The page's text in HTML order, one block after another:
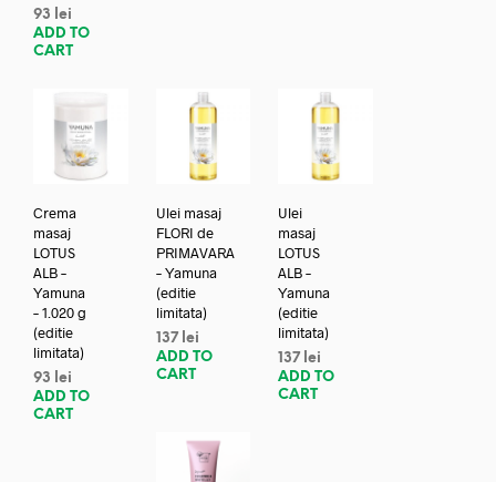
93
lei
ADD TO
CART
Crema
masaj
LOTUS
ALB –
Yamuna
– 1.020 g
(editie
limitata)
93
lei
ADD TO
CART
Ulei masaj
FLORI de
PRIMAVARA
– Yamuna
(editie
limitata)
137 lei
ADD TO
CART
Ulei
masaj
LOTUS
ALB –
Yamuna
(editie
limitata)
137 lei
ADD TO
CART